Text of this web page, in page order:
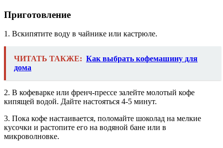
Приготовление
1. Вскипятите воду в чайнике или кастрюле.
ЧИТАТЬ ТАКЖЕ: Как выбрать кофемашину для
дома
2. В кофеварке или френч-прессе залейте молотый кофе
кипящей водой. Дайте настояться 4-5 минут.
3. Пока кофе настаивается, поломайте шоколад на мелкие
кусочки и растопите его на водяной бане или в
микроволновке.